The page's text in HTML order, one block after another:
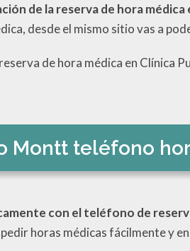
de la reserva de hora
desde el mismo sitio vas a
de hora médica en Clínica
Montt teléfono
con el teléfono de
horas médicas fácilmente y